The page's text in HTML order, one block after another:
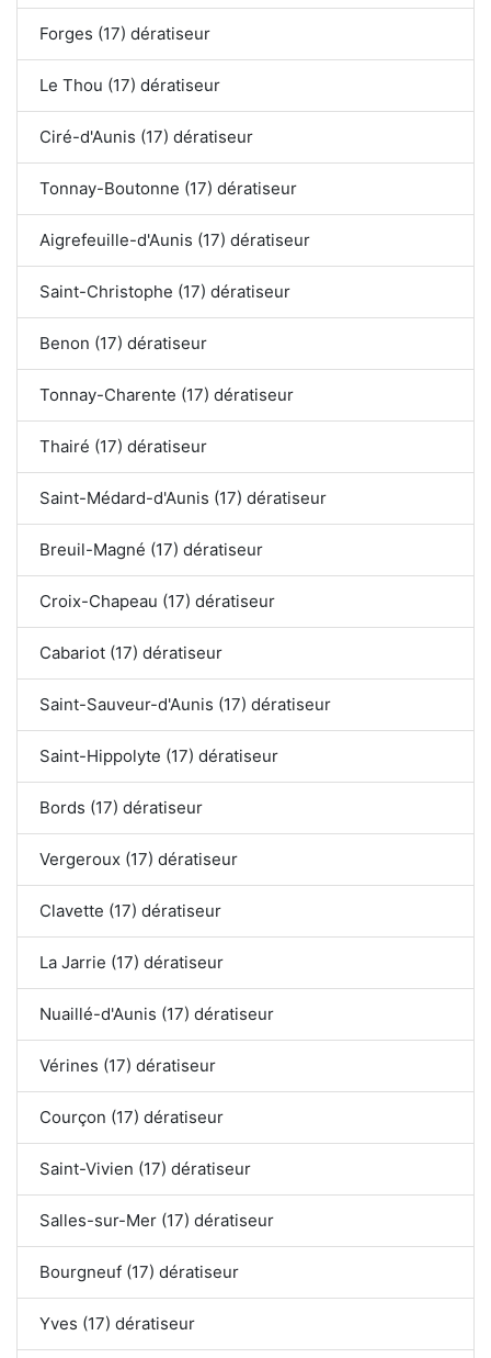
Forges (17) dératiseur
Le Thou (17) dératiseur
Ciré-d'Aunis (17) dératiseur
Tonnay-Boutonne (17) dératiseur
Aigrefeuille-d'Aunis (17) dératiseur
Saint-Christophe (17) dératiseur
Benon (17) dératiseur
Tonnay-Charente (17) dératiseur
Thairé (17) dératiseur
Saint-Médard-d'Aunis (17) dératiseur
Breuil-Magné (17) dératiseur
Croix-Chapeau (17) dératiseur
Cabariot (17) dératiseur
Saint-Sauveur-d'Aunis (17) dératiseur
Saint-Hippolyte (17) dératiseur
Bords (17) dératiseur
Vergeroux (17) dératiseur
Clavette (17) dératiseur
La Jarrie (17) dératiseur
Nuaillé-d'Aunis (17) dératiseur
Vérines (17) dératiseur
Courçon (17) dératiseur
Saint-Vivien (17) dératiseur
Salles-sur-Mer (17) dératiseur
Bourgneuf (17) dératiseur
Yves (17) dératiseur